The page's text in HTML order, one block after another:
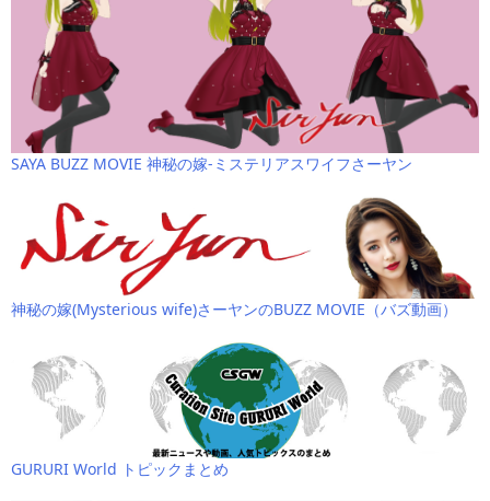
SAYA BUZZ MOVIE 神秘の嫁-ミステリアスワイフさーヤン
神秘の嫁(Mysterious wife)さーヤンのBUZZ MOVIE（バズ動画）
GURURI World トピックまとめ